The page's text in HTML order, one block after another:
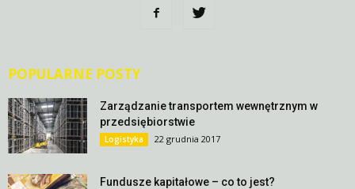
POPULARNE POSTY
Zarządzanie transportem wewnętrznym w
przedsiębiorstwie
Logistyka 22 grudnia 2017
Fundusze kapitałowe – co to jest?